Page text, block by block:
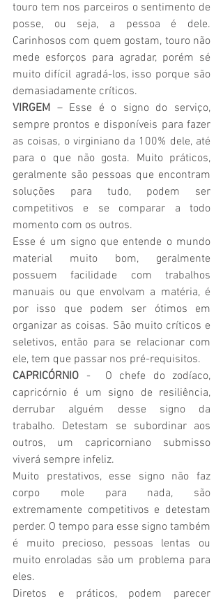
touro tem nos parceiros o sentimento de
posse, ou seja, a pessoa é dele.
Carinhosos com quem gostam, touro não
mede esforços para agradar, porém sé
muito difícil agradá-los, isso porque são
demasiadamente críticos.
VIRGEM – Esse é o signo do serviço,
sempre prontos e disponíveis para fazer
as coisas, o virginiano da 100% dele, até
para o que não gosta. Muito práticos,
geralmente são pessoas que encontram
soluções para tudo, podem ser
competitivos e se comparar a todo
momento com os outros.
Esse é um signo que entende o mundo
material muito bom, geralmente
possuem facilidade com trabalhos
manuais ou que envolvam a matéria, é
por isso que podem ser ótimos em
organizar as coisas. São muito críticos e
seletivos, então para se relacionar com
ele, tem que passar nos pré-requisitos.
CAPRICÓRNIO -  O chefe do zodíaco,
capricórnio é um signo de resiliência,
derrubar alguém desse signo da
trabalho. Detestam se subordinar aos
outros, um capricorniano submisso
viverá sempre infeliz.
Muito prestativos, esse signo não faz
corpo mole para nada, são
extremamente competitivos e detestam
perder. O tempo para esse signo também
é muito precioso, pessoas lentas ou
muito enroladas são um problema para
eles.
Diretos e práticos, podem parecer